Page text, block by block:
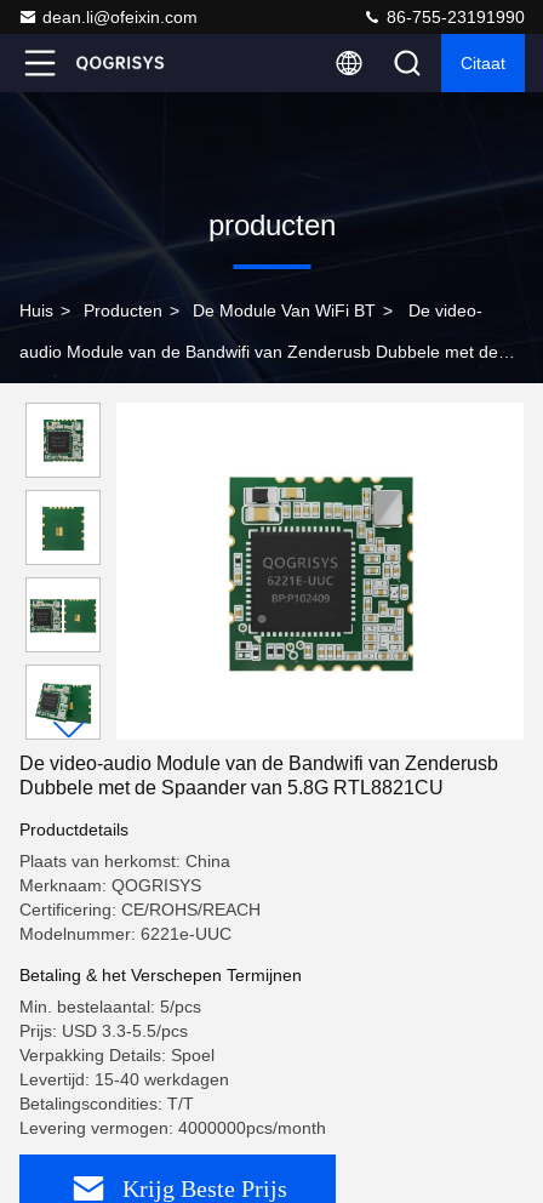
dean.li@ofeixin.com 86-755-23191990
Citaat
producten
Huis > Producten > De Module Van WiFi BT > De video-
audio Module van de Bandwifi van Zenderusb Dubbele met de
De video-audio Module van de Bandwifi van Zenderusb
Dubbele met de Spaander van 5.8G RTL8821CU
Productdetails
Plaats van herkomst: China
Merknaam: QOGRISYS
Certificering: CE/ROHS/REACH
Modelnummer: 6221e-UUC
Betaling & het Verschepen Termijnen
Min. bestelaantal: 5/pcs
Prijs: USD 3.3-5.5/pcs
Verpakking Details: Spoel
Levertijd: 15-40 werkdagen
Betalingscondities: T/T
Levering vermogen: 4000000pcs/month
Krijg Beste Prijs